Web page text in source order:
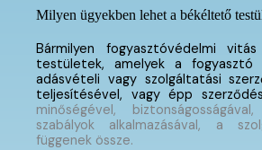
Milyen ügyekben lehet a békéltető
Bármilyen fogyasztóvédelmi
testületek, amelyek a fogyasztó
adásvételi vagy szolgáltatási
teljesítésével, vagy épp
minőségével,
szabályok alkalmazásával, a
függenek össze.